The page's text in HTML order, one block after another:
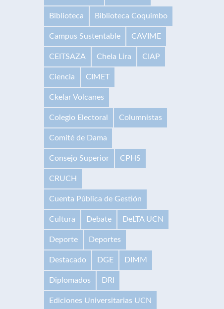
Biblioteca Biblioteca Coquimbo
Campus Sustentable CAVIME
CEITSAZA Chela Lira CIAP
Ciencia CIMET
Ckelar Volcanes
Colegio Electoral Columnistas
Comité de Dama
Consejo Superior CPHS
CRUCH
Cuenta Pública de Gestión
Cultura Debate DeLTA UCN
Deporte Deportes
Destacado DGE DIMM
Diplomados DRI
Ediciones Universitarias UCN